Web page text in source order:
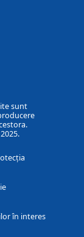
sunt
în interes